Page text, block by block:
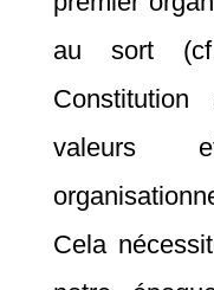
au sort
valeurs
Cela